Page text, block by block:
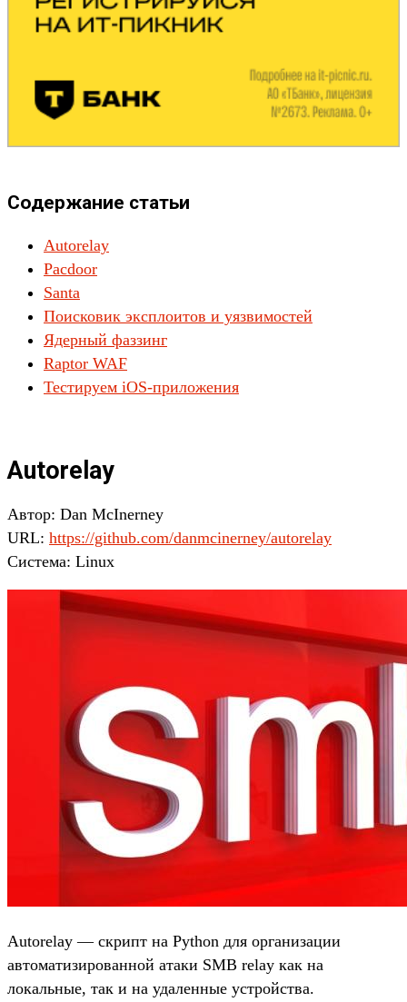
Содержание статьи
Autorelay
Pacdoor
Santa
Поисковик эксплоитов и уязвимостей
Ядерный фаззинг
Raptor WAF
Тестируем iOS-приложения
Autorelay
Автор: Dan McInerney
URL: https://github.com/danmcinerney/autorelay
Система: Linux
Autorelay — скрипт на Python для организации
автоматизированной атаки SMB relay как на
локальные, так и на удаленные устройства.